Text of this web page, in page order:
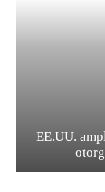
EE.UU.